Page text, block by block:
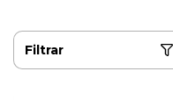
Filtrar